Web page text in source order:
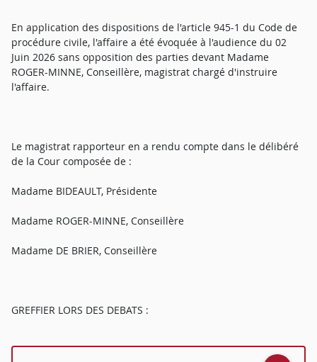
En application des dispositions de l'article 945-1 du Code de
procédure civile, l'affaire a été évoquée à l'audience du 02
Juin 2026 sans opposition des parties devant Madame
ROGER-MINNE, Conseillère, magistrat chargé d'instruire
l'affaire.
Le magistrat rapporteur en a rendu compte dans le délibéré
de la Cour composée de :
Madame BIDEAULT, Présidente
Madame ROGER-MINNE, Conseillère
Madame DE BRIER, Conseillère
GREFFIER LORS DES DEBATS :